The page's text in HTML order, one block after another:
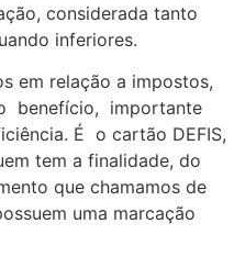
considerada tanto
inferiores.
em relação a impostos,
benefício, importante
É o cartão DEFIS,
tem a finalidade, do
que chamamos de
uma marcação